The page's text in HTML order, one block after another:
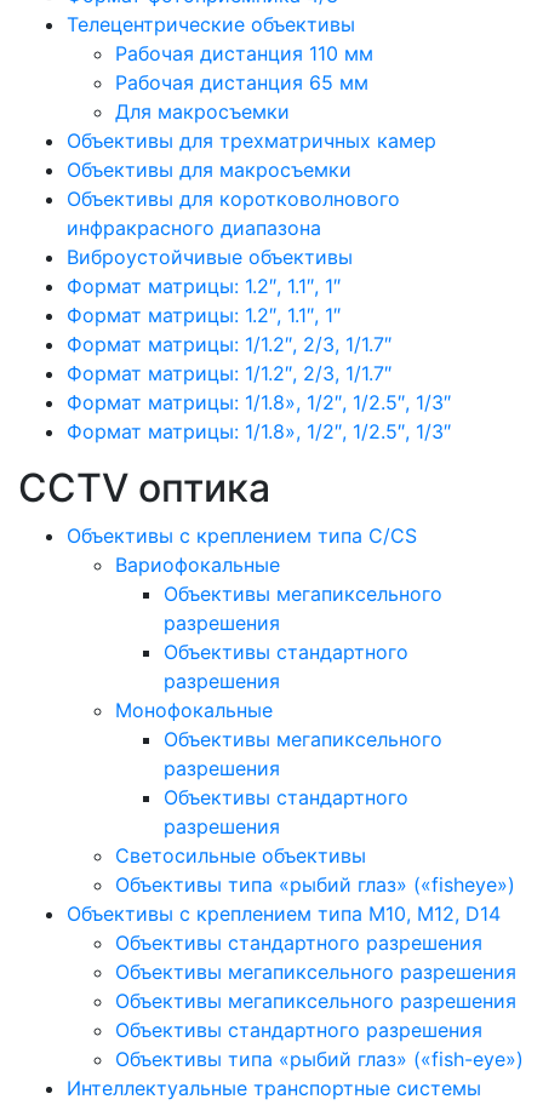
Телецентрические объективы
Рабочая дистанция 110 мм
Рабочая дистанция 65 мм
Для макросъемки
Объективы для трехматричных камер
Объективы для макросъемки
Объективы для коротковолнового
инфракрасного диапазона
Виброустойчивые объективы
Формат матрицы: 1.2″, 1.1″, 1″
Формат матрицы: 1.2″, 1.1″, 1″
Формат матрицы: 1/1.2″, 2/3, 1/1.7″
Формат матрицы: 1/1.2″, 2/3, 1/1.7″
Формат матрицы: 1/1.8», 1/2″, 1/2.5″, 1/3″
Формат матрицы: 1/1.8», 1/2″, 1/2.5″, 1/3″
CCTV оптика
Объективы с креплением типа C/CS
Вариофокальные
Объективы мегапиксельного
разрешения
Объективы стандартного
разрешения
Монофокальные
Объективы мегапиксельного
разрешения
Объективы стандартного
разрешения
Светосильные объективы
Объективы типа «рыбий глаз» («fisheye»)
Объективы с креплением типа M10, M12, D14
Объективы стандартного разрешения
Объективы мегапиксельного разрешения
Объективы мегапиксельного разрешения
Объективы стандартного разрешения
Объективы типа «рыбий глаз» («fish-eye»)
Интеллектуальные транспортные системы